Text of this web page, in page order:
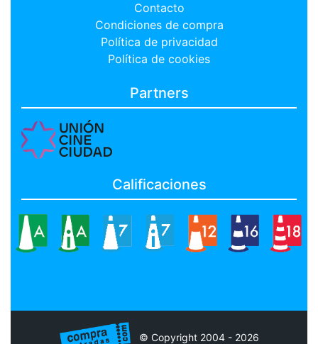
Contacto
Condiciones de compra
Política de privacidad
Política de cookies
Partners
Calificaciones
© Copyright 2004 - 2026